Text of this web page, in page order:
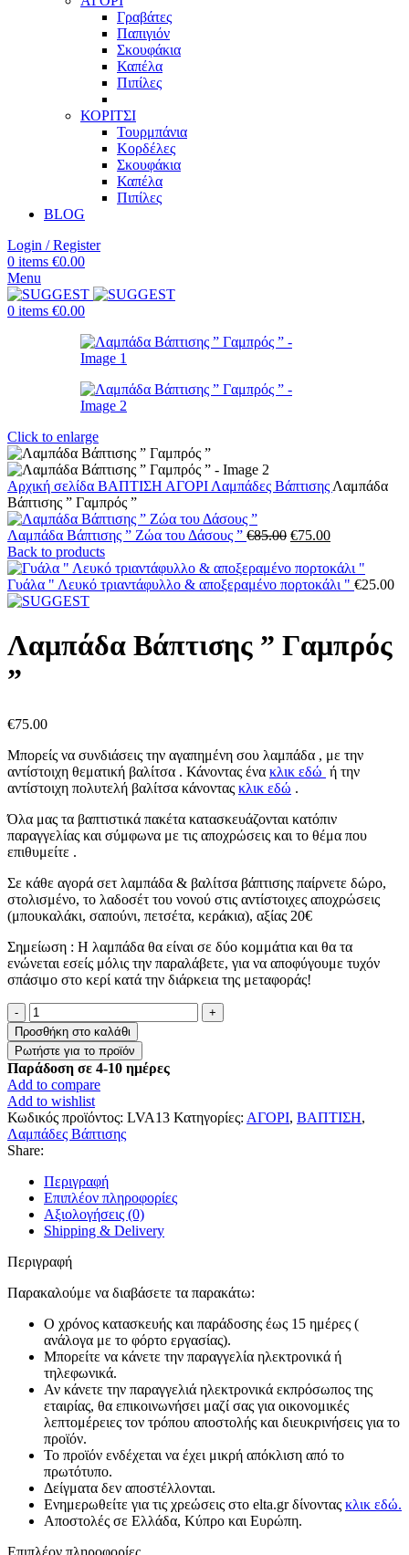
Γραβάτες
Παπιγιόν
Σκουφάκια
Καπέλα
Πιπίλες
ΚΟΡΙΤΣΙ
Τουρμπάνια
Κορδέλες
Σκουφάκια
Καπέλα
Πιπίλες
BLOG
Login / Register
0 items €0.00
Menu
0 items €0.00
Click to enlarge
Αρχική σελίδα ΒΑΠΤΙΣΗ ΑΓΟΡΙ Λαμπάδες Βάπτισης Λαμπάδα
Βάπτισης ” Γαμπρός ”
Λαμπάδα Βάπτισης ” Ζώα του Δάσους ” €85.00 Original
was:
€85.00.
€75.00Η
τιμή
είναι:
Back to products
Γυάλα " Λευκό τριαντάφυλλο & αποξεραμένο πορτοκάλι " €25.00
Λαμπάδα Βάπτισης ” Γαμπρός
”
€75.00
Μπορείς να συνδιάσεις την αγαπημένη σου λαμπάδα , με την
αντίστοιχη θεματική βαλίτσα . Κάνοντας ένα κλικ εδώ ή την
αντίστοιχη πολυτελή βαλίτσα κάνοντας κλικ εδώ .
Όλα μας τα βαπτιστικά πακέτα κατασκευάζονται κατόπιν
παραγγελίας και σύμφωνα με τις αποχρώσεις και το θέμα που
επιθυμείτε .
Σε κάθε αγορά σετ λαμπάδα & βαλίτσα βάπτισης παίρνετε δώρο,
στολισμένο, το λαδοσέτ του νονού στις αντίστοιχες αποχρώσεις
(μπουκαλάκι, σαπούνι, πετσέτα, κεράκια), αξίας 20€
Σημείωση : Η λαμπάδα θα είναι σε δύο κομμάτια και θα τα
ενώνεται εσείς μόλις την παραλάβετε, για να αποφύγουμε τυχόν
σπάσιμο στο κερί κατά την διάρκεια της μεταφοράς!
Λαμπάδα
Βάπτισης
”
Γαμπρός
”
ποσότητα
Προσθήκη στο καλάθι
Παράδοση σε 4-10 ημέρες
Add to compare
Add to wishlist
Κωδικός προϊόντος: LVA13 Κατηγορίες: ΑΓΟΡΙ, ΒΑΠΤΙΣΗ,
Λαμπάδες Βάπτισης
Share:
Περιγραφή
Επιπλέον πληροφορίες
Αξιολογήσεις (0)
Shipping & Delivery
Περιγραφή
Παρακαλούμε να διαβάσετε τα παρακάτω:
Ο χρόνος κατασκευής και παράδοσης έως 15 ημέρες (
ανάλογα με το φόρτο εργασίας).
Μπορείτε να κάνετε την παραγγελία ηλεκτρονικά ή
τηλεφωνικά.
Αν κάνετε την παραγγελιά ηλεκτρονικά εκπρόσωπος της
εταιρίας, θα επικοινωνήσει μαζί σας για οικονομικές
λεπτομέρειες τον τρόπου αποστολής και διευκρινήσεις για το
προϊόν.
Το προϊόν ενδέχεται να έχει μικρή απόκλιση από το
πρωτότυπο.
Δείγματα δεν αποστέλλονται.
Ενημερωθείτε για τις χρεώσεις στο elta.gr δίνοντας κλικ εδώ.
Αποστολές σε Ελλάδα, Κύπρο και Ευρώπη.
Επιπλέον πληροφορίες